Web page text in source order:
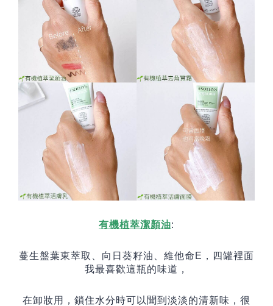
有機植萃潔顏油:
蔓生盤葉東萃取、向日葵籽油、維他命 E ，
四罐裡面
我最喜歡這瓶的味道，
在卸妝用，鎖住水分時可以聞到淡淡的清新味，很